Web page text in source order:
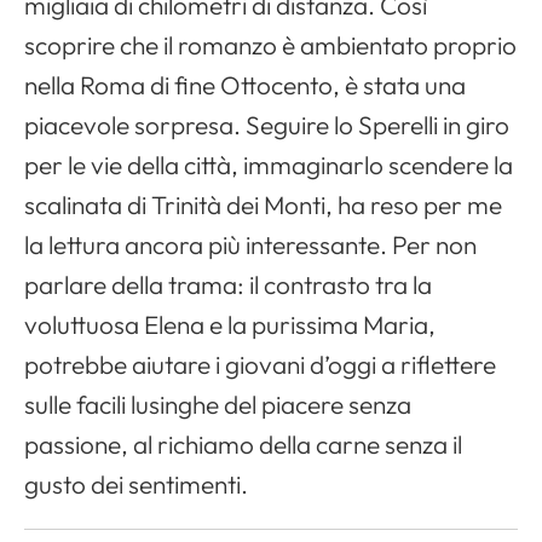
scoprire che il romanzo è ambientato proprio
nella Roma di fine Ottocento, è stata una
piacevole sorpresa. Seguire lo Sperelli in giro
per le vie della città, immaginarlo scendere la
scalinata di Trinità dei Monti, ha reso per me
la lettura ancora più interessante. Per non
parlare della trama: il contrasto tra la
voluttuosa Elena e la purissima Maria,
potrebbe aiutare i giovani d’oggi a riflettere
sulle facili lusinghe del piacere senza
passione, al richiamo della carne senza il
gusto dei sentimenti.